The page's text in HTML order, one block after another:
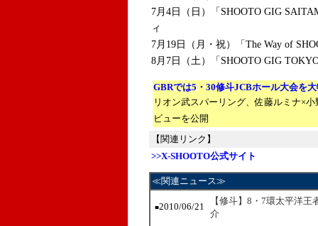
7月4日（日）「SHOOTO GIG
ィ
7月19日（月・祝）「The Way of
8月7日（土）「SHOOTO GIG
GBRでは5・30修斗JCBホール大会を
リオン武スパーリング、佐藤ルミナ×
ビューを公開
【関連リンク】
>>X-SHOOTO公式サイト
≪関連ニュース≫
■2010/06/21
【修斗】8・7環太平洋
介